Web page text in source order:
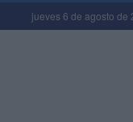
jueves 6 de agosto de